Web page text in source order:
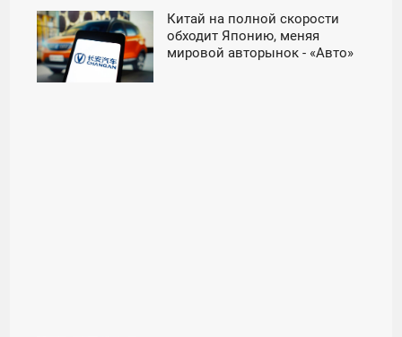
Китай на полной скорости
обходит Японию, меняя
мировой авторынок - «Авто»